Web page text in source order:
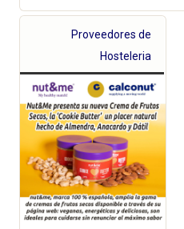
Proveedores de
Hosteleria